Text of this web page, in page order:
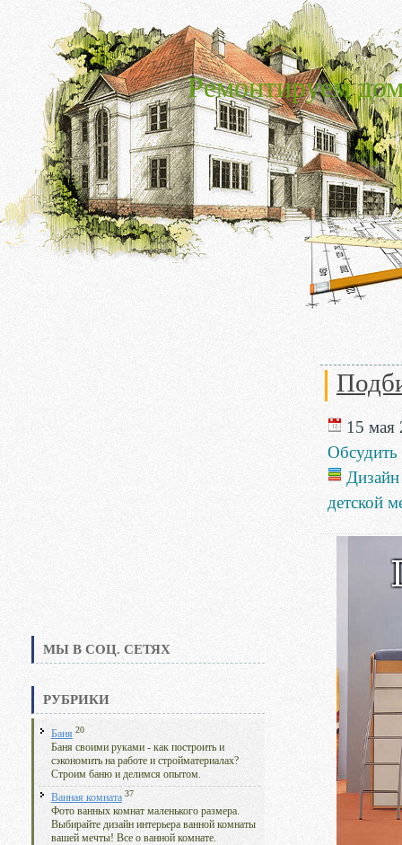
Ремонтируем
МЫ В СОЦ. СЕТЯХ
РУБРИКИ
Баня 20
Баня своими руками - как построить и
сэкономить на работе и стройматериалах?
Строим баню и делимся опытом.
Ванная комната 37
Фото ванных комнат маленького размера.
Выбирайте дизайн интерьера ванной комнаты
вашей мечты! Все о ванной комнате.
15 мая
Обсудить
Дизайн
детской